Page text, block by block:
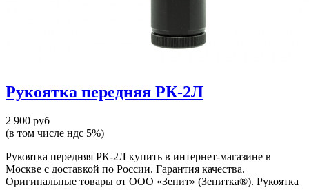
Рукоятка передняя РК-2Л
2 900 руб
(в том числе ндс 5%)
Рукоятка передняя РК-2Л купить в интернет-магазине в
Москве с доставкой по России. Гарантия качества.
Оригинальные товары от ООО «Зенит» (Зенитка®). Рукоятка